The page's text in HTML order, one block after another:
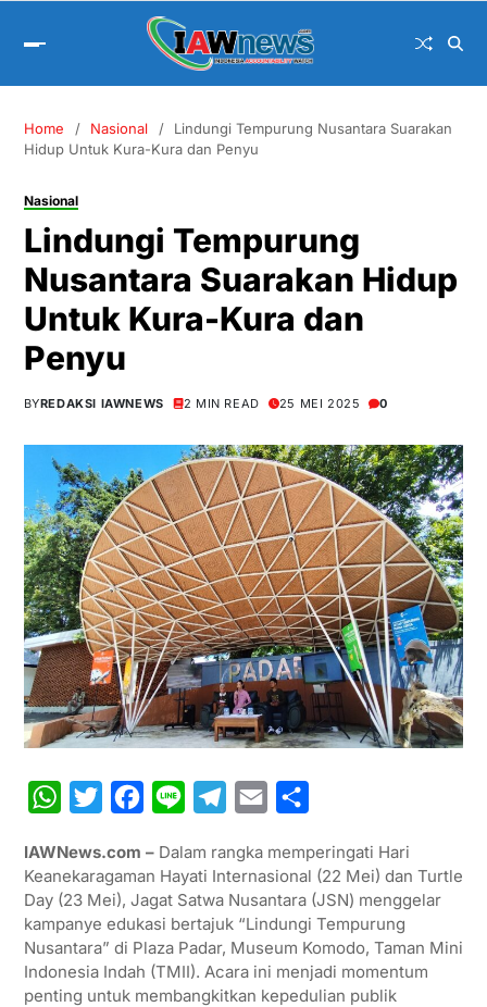
Home Nasional
Lindungi Tempurung Nusantara Suarakan
Hidup Untuk Kura-Kura dan Penyu
Nasional
Lindungi Tempurung
Nusantara Suarakan Hidup
Untuk Kura-Kura dan
Penyu
BYREDAKSI IAWNEWS 2 MIN READ 25 MEI 2025 0
W
a
t
s
A
p
i
t
t
e
r
c
e
b
o
o
n
e
l
e
g
r
a
a
i
l
a
r
e
IAWNews.com –Dalam rangka memperingati Hari
Keanekaragaman Hayati Internasional (22 Mei) dan Turtle
Day (23 Mei), Jagat Satwa Nusantara (JSN) menggelar
kampanye edukasi bertajuk “Lindungi Tempurung
Nusantara” di Plaza Padar, Museum Komodo, Taman Mini
Indonesia Indah (TMII). Acara ini menjadi momentum
penting untuk membangkitkan kepedulian publik